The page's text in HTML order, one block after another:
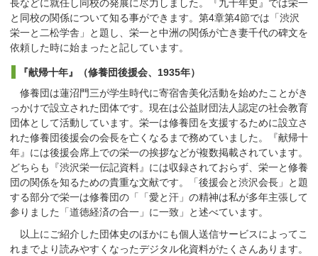
長などに就任し同校の発展に尽力しました。『九十年史』では栄一
と同校の関係について知る事ができます。第4章第4節では「渋沢
栄一と二松学舎」と題し、栄一と中洲の関係が亡き妻千代の碑文を
依頼した時に始まったと記しています。
『献帰十年』（修養団後援会、1935年）
修養団は蓮沼門三が学生時代に寄宿舎美化活動を始めたことがき
っかけで設立された団体です。現在は公益財団法人認定の社会教育
団体として活動しています。栄一は修養団を支援するために設立さ
れた修養団後援会の会長を亡くなるまで務めていました。『献帰十
年』には後援会席上での栄一の挨拶などが複数掲載されています。
どちらも『渋沢栄一伝記資料』には収録されておらず、栄一と修養
団の関係を知るための貴重な文献です。「後援会と渋沢会長」と題
する部分で栄一は修養団の「「愛と汗」の精神は私が多年主張して
参りました「道徳経済の合一」に一致」と述べています。
以上にご紹介した団体史のほかにも個人送信サービスによってこ
れまでより読みやすくなったデジタル化資料がたくさんあります。